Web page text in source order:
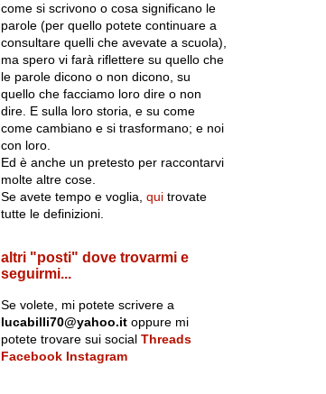
come si scrivono o cosa significano le
parole (per quello potete continuare a
consultare quelli che avevate a scuola),
ma spero vi farà riflettere su quello che
le parole dicono o non dicono, su
quello che facciamo loro dire o non
dire. E sulla loro storia, e su come
come cambiano e si trasformano; e noi
con loro.
Ed è anche un pretesto per raccontarvi
molte altre cose.
Se avete tempo e voglia, quitrovate
tutte le definizioni.
altri "posti" dove trovarmi e
seguirmi...
Se volete, mi potete scrivere a
lucabilli70@yahoo.itoppure mi
potete trovare sui social Threads
Facebook Instagram